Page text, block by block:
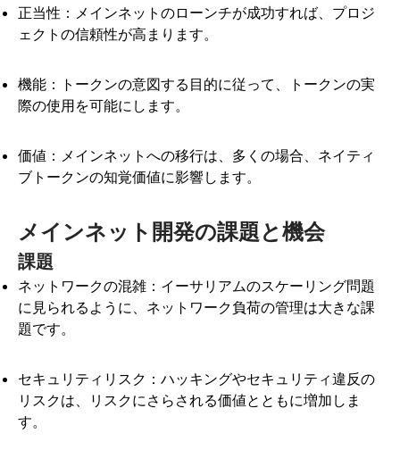
正当性：メインネットのローンチが成功すれば、プロジ
ェクトの信頼性が高まります。
機能：トークンの意図する目的に従って、トークンの実
際の使用を可能にします。
価値：メインネットへの移行は、多くの場合、ネイティ
ブトークンの知覚価値に影響します。
メインネット開発の課題と機会
課題
ネットワークの混雑：イーサリアムのスケーリング問題
に見られるように、ネットワーク負荷の管理は大きな課
題です。
セキュリティリスク：ハッキングやセキュリティ違反の
リスクは、リスクにさらされる価値とともに増加しま
す。